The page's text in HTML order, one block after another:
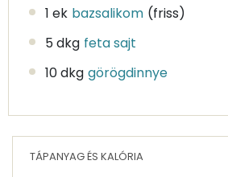
1 ek bazsalikom (friss)
5 dkg feta sajt
10 dkg görögdinnye
TÁPANYAG ÉS KALÓRIA